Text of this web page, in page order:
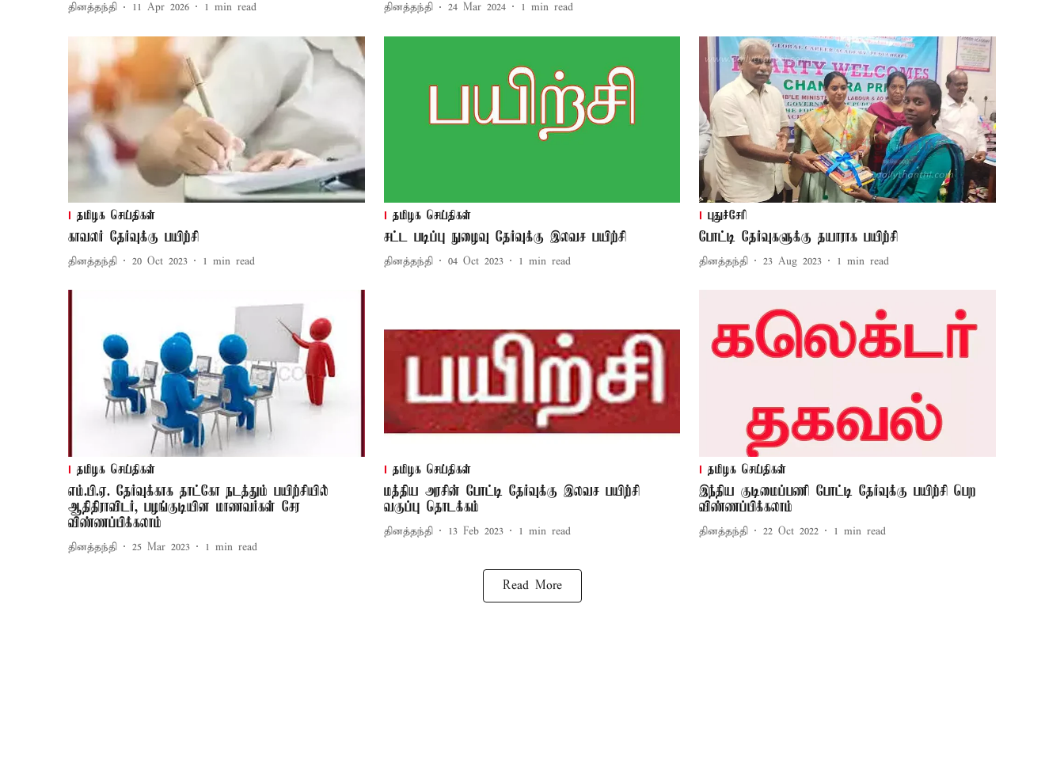
தினத்தந்தி 11 Apr 2026 1 min read தினத்தந்தி 24 Mar 2024 1 min read
தமிழக செய்திகள்
காவலர் தேர்வுக்கு பயிற்சி
தினத்தந்தி 20 Oct 2023 1 min read
தமிழக செய்திகள்
சட்ட படிப்பு நுழைவு தேர்வுக்கு இலவச பயிற்சி
தினத்தந்தி 04 Oct 2023 1 min read
புதுச்சேரி
போட்டி தேர்வுகளுக்கு தயாராக பயிற்சி
தினத்தந்தி 23 Aug 2023 1 min read
தமிழக செய்திகள்
எம்.பி.ஏ. தேர்வுக்காக தாட்கோ நடத்தும் பயிற்சியில்
ஆதிதிராவிடர், பழங்குடியின மாணவர்கள் சேர
விண்ணப்பிக்கலாம்
தினத்தந்தி 25 Mar 2023 1 min read
தமிழக செய்திகள்
மத்திய அரசின் போட்டி தேர்வுக்கு இலவச பயிற்சி
வகுப்பு தொடக்கம்
தினத்தந்தி 13 Feb 2023 1 min read
தமிழக செய்திகள்
இந்திய குடிமைப்பணி போட்டி தேர்வுக்கு பயிற்சி பெற
விண்ணப்பிக்கலாம்
தினத்தந்தி 22 Oct 2022 1 min read
Read More